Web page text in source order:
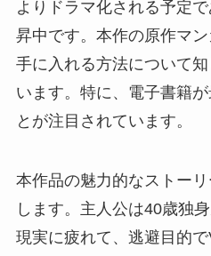
よりドラマ化される予定
昇中です。本作の原作マ
手に入れる方法について
います。特に、電子書籍
とが注目されています。
本作品の魅力的なストー
します。主人公は40歳独
現実に疲れて、逃避目的